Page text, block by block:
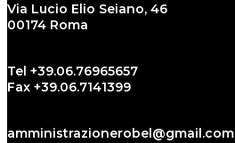
Via Lucio Elio Seiano, 46
00174 Roma
Tel +39.06.76965657
Fax +39.06.7141399
amministrazionerobel@gmail.com